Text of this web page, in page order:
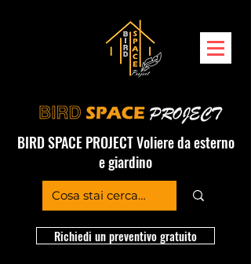
BIRD SPACE PROJECT Voliere da esterno
e giardino
Richiedi un preventivo gratuito